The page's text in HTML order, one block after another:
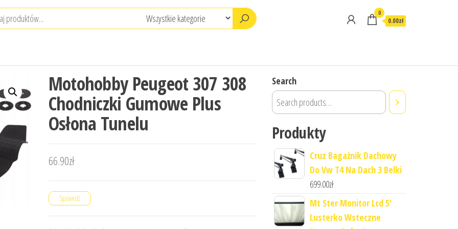
0
0.00zł
Motohobby Peugeot 307 308
Chodniczki Gumowe Plus
Osłona Tunelu
66.90zł
Sprawdź
Search
Produkty
Cruz Bagażnik Dachowy
Do Vw T4 Na Dach 3 Belki
699.00zł
Mt Ster Monitor Lcd 5'
Lusterko Wsteczne